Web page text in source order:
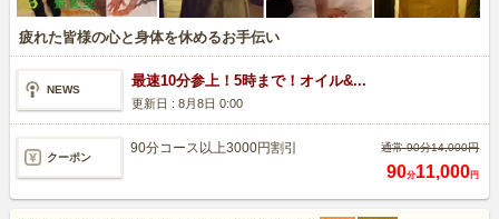
疲れた皆様の心と身体を休めるお手伝い
NEWS
最速10分参上！5時まで！オイル&...
更新日 : 8月8日 0:00
クーポン
90分コース以上3000円割引 通常 90分14,000円
90分11,000円